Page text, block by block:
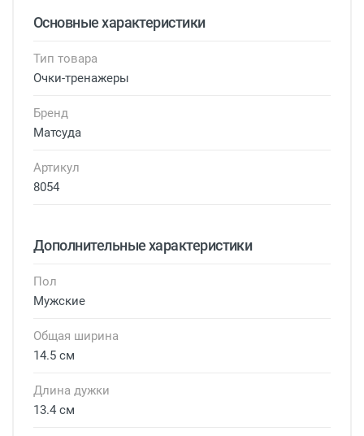
Основные характеристики
Тип товара
Очки-тренажеры
Бренд
Матсуда
Артикул
8054
Дополнительные характеристики
Пол
Мужские
Общая ширина
14.5 см
Длина дужки
13.4 см